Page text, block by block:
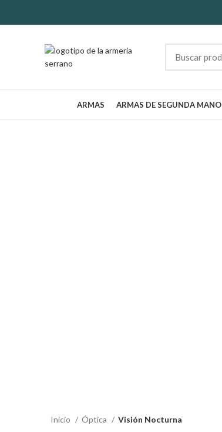
ARMAS ARMAS DE SEGUNDA MANO
Inicio Óptica Visión Nocturna